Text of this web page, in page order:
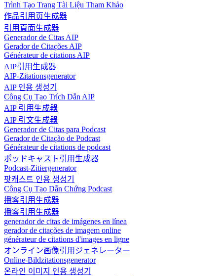
Trình Tạo Trang Tài Liệu Tham Khảo
作品引用页生成器
引用頁面生成器
Generador de Citas AIP
Gerador de Citações AIP
Générateur de citations AIP
AIP引用生成器
AIP-Zitationsgenerator
AIP 인용 생성기
Công Cụ Tạo Trích Dẫn AIP
AIP 引用生成器
AIP 引文生成器
Generador de Citas para Podcast
Gerador de Citação de Podcast
Générateur de citations de podcast
ポッドキャスト引用生成器
Podcast-Zitiergenerator
팟캐스트 인용 생성기
Công Cụ Tạo Dẫn Chứng Podcast
播客引用生成器
播客引用生成器
generador de citas de imágenes en línea
gerador de citações de imagem online
générateur de citations d'images en ligne
オンライン画像引用ジェネレーター
Online-Bildzitationsgenerator
온라인 이미지 인용 생성기